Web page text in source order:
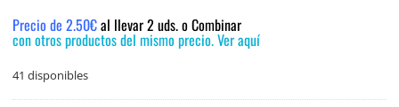
Precio de 2.50€al llevar 2 uds. o Combinar
con otros productos del mismo precio. Ver aquí
41 disponibles